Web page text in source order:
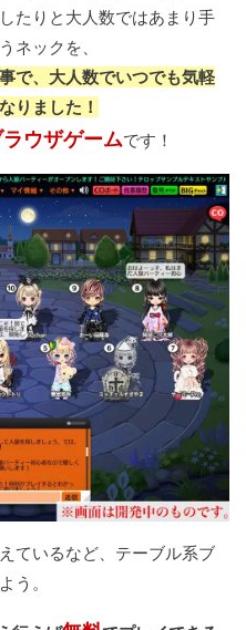
たりと大人数ではあまり手
ネックを、
で、大人数でいつでも気軽
りました！
ウザゲームです！
ているなど、テーブル系ブ
う。